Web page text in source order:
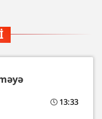
13:33